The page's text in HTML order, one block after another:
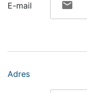
E-mail
Adres